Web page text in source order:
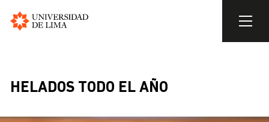
mainBREADCRUMB
HELADOS TODO EL AÑO